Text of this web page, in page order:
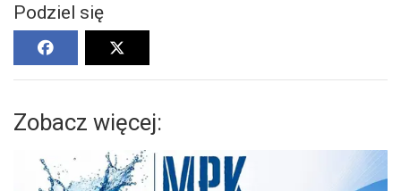
Podziel się
Zobacz więcej: